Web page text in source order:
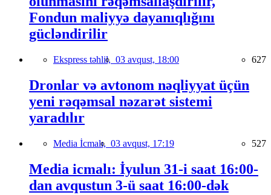
Fondun maliyyə dayanıqlığını
gücləndirilir
Ekspress təhlil, 03 avqust, 18:00 627
Dronlar və avtonom nəqliyyat üçün
yeni rəqəmsal nəzarət sistemi
yaradılır
Media İcmalı, 03 avqust, 17:19 527
Media icmalı: İyulun 31-i saat 16:00-
dan avqustun 3-ü saat 16:00-dək